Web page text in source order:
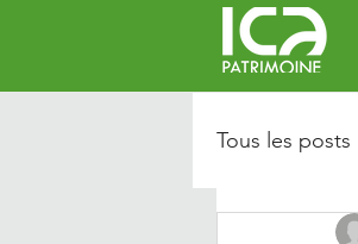
Tous les posts